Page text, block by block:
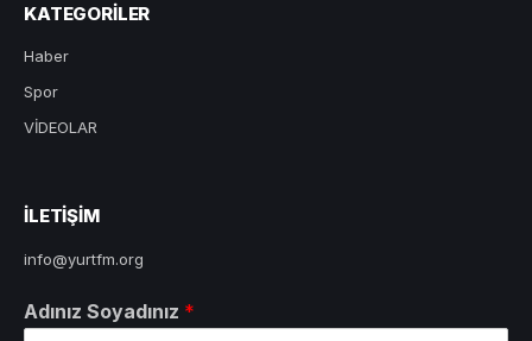
KATEGORILER
Haber
Spor
VİDEOLAR
ILETIŞIM
info@yurtfm.org
Adınız Soyadınız *